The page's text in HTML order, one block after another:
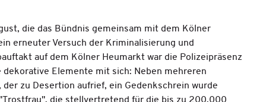
die das Bündnis gemeinsam mit dem Kölner
erneuter Versuch der Kriminalisierung und
auf dem Kölner Heumarkt war die Polizeipräsenz
Elemente mit sich: Neben mehreren
der zu Desertion aufrief, ein Gedenkschrein wurde